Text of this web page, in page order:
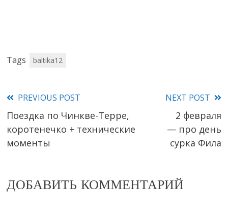
Tags baltika12
Read
more
articles
PREVIOUS POST
Поездка по Чинкве-Терре,
коротенечко + технические
моменты
NEXT POST
2 февраля
— про день
сурка Фила
ДОБАВИТЬ КОММЕНТАРИЙ